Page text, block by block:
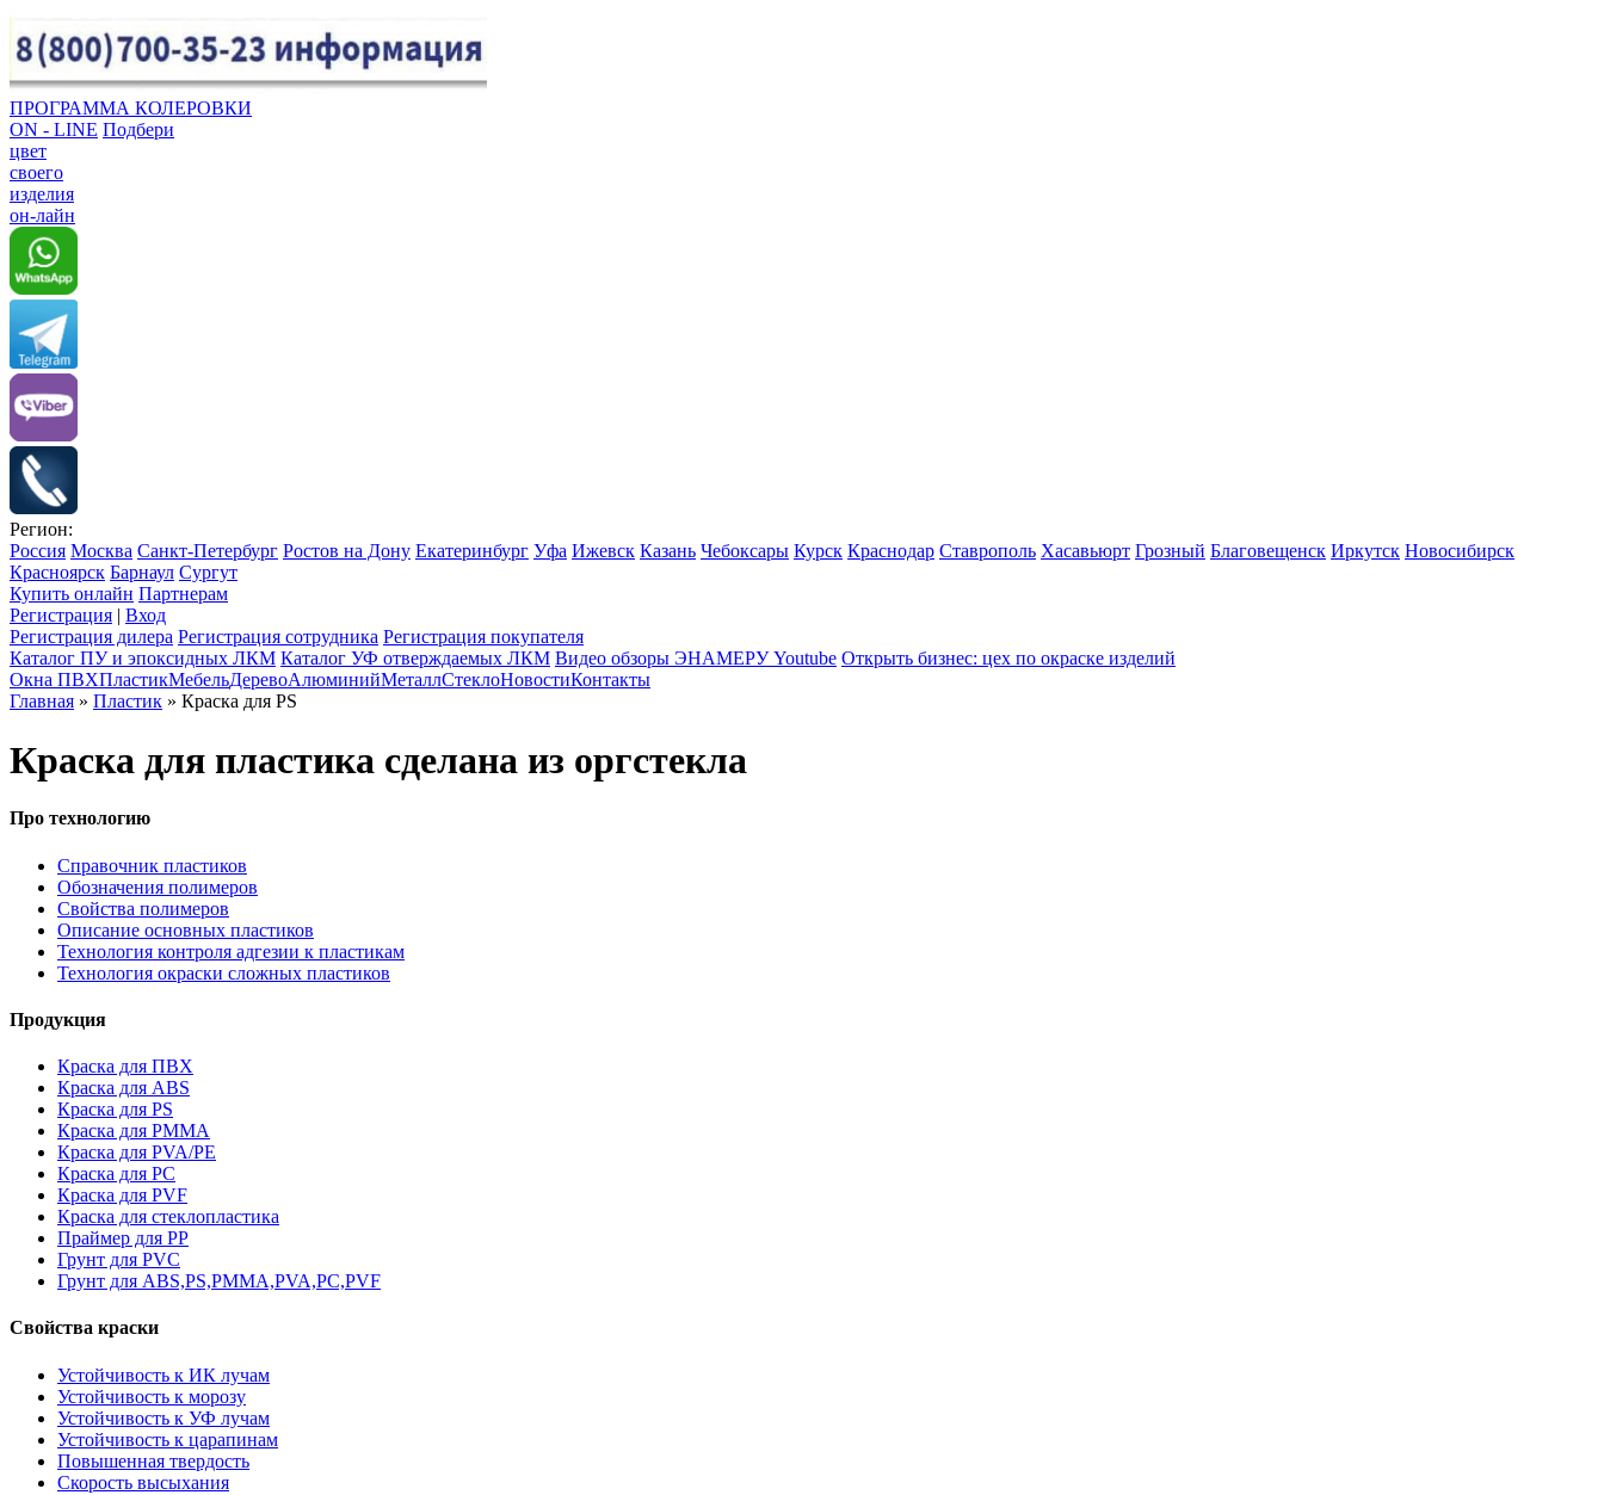
ПРОГРАММА КОЛЕРОВКИ
ON - LINE Подбери
цвет
своего
изделия
он-лайн
Регион:
Россия Москва Санкт-Петербург Ростов на Дону Екатеринбург Уфа Ижевск Казань Чебоксары Курск Краснодар Ставрополь Хасавьюрт Грозный Благовещенск Иркутск Новосибирск
Красноярск Барнаул Сургут
Купить онлайн Партнерам
Регистрация | Вход
Регистрация дилера Регистрация сотрудника Регистрация покупателя
Каталог ПУ и эпоксидных ЛКМ Каталог УФ отверждаемых ЛКМ Видео обзоры ЭНАМЕРУ Youtube Открыть бизнес: цех по окраске изделий
Окна ПВХПластикМебельДеревоАлюминийМеталлСтеклоНовостиКонтакты
Главная » Пластик » Краска для PS
Краска для пластика сделана из оргстекла
Про технологию
Справочник пластиков
Обозначения полимеров
Свойства полимеров
Описание основных пластиков
Технология контроля адгезии к пластикам
Технология окраски сложных пластиков
Продукция
Краска для ПВХ
Краска для ABS
Краска для PS
Краска для PMMA
Краска для PVA/PE
Краска для PC
Краска для PVF
Краска для стеклопластика
Праймер для PP
Грунт для PVC
Грунт для ABS,PS,PMMA,PVA,PC,PVF
Свойства краски
Устойчивость к ИК лучам
Устойчивость к морозу
Устойчивость к УФ лучам
Устойчивость к царапинам
Повышенная твердость
Скорость высыхания